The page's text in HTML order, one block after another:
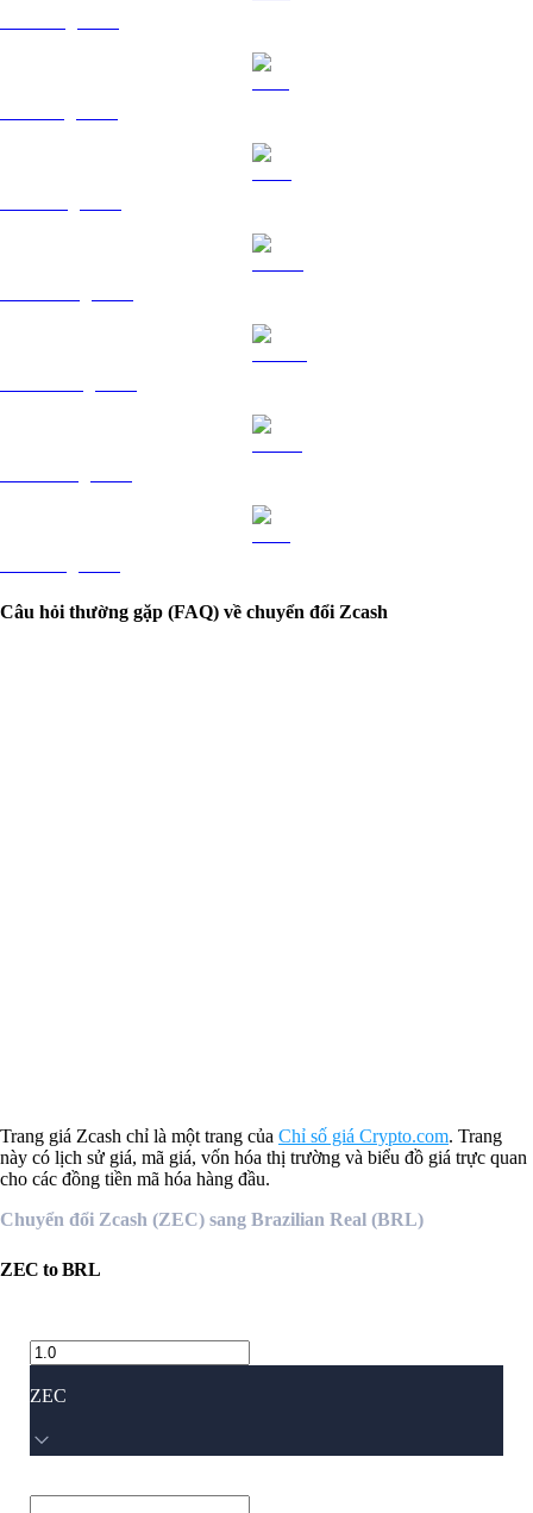
Câu hỏi thường gặp (FAQ) về chuyển đổi Zcash
Trang giá Zcash chỉ là một trang của Chỉ số giá Crypto.com. Trang
này có lịch sử giá, mã giá, vốn hóa thị trường và biểu đồ giá trực quan
cho các đồng tiền mã hóa hàng đầu.
Chuyển đổi Zcash (ZEC) sang Brazilian Real (BRL)
ZEC toBRL
ZEC